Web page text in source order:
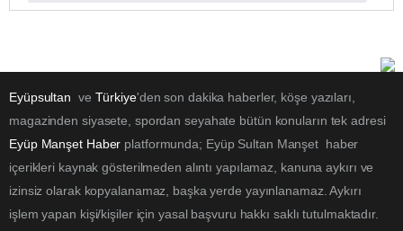
Eyüpsultan ve Türkiye'den son dakika haberler, köşe yazıları,
magazinden siyasete, spordan seyahate bütün konuların tek adresi
Eyüp Manşet Haber platformunda; Eyüp Sultan Manşet haber
içerikleri kaynak gösterilmeden alıntı yapılamaz, kanuna aykırı ve
izinsiz olarak kopyalanamaz, başka yerde yayınlanamaz. Aykırı
işlem yapan kişi/kişiler için yasal başvuru hakkı saklı tutulmaktadır.